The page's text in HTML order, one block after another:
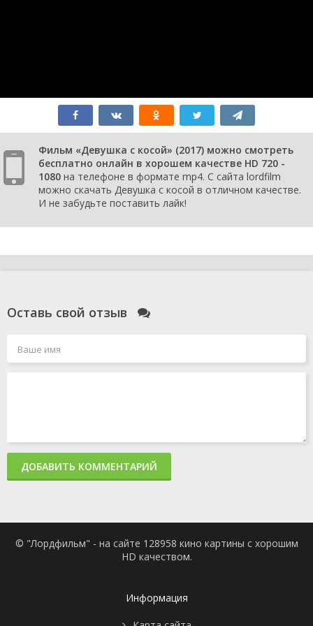
Фильм «Девушка с косой» (2017) можно смотреть
бесплатно онлайн в хорошем качестве HD 720 -
1080 на телефоне в формате mp4. С сайта lordfilm
можно скачать Девушка с косой в отличном качестве.
И не забудьте поставить лайк!
Оставь свой отзыв
ДОБАВИТЬ КОММЕНТАРИЙ
© "Лордфильм" - на сайте 128958 кино картины с хорошим
HD качеством.
Информация